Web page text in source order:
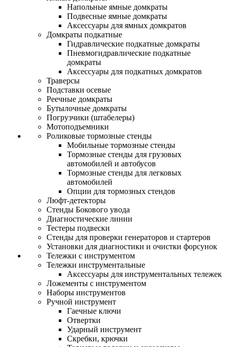
Напольные ямные домкраты
Подвесные ямные домкраты
Аксессуары для ямных домкратов
Домкраты подкатные
Гидравлические подкатные домкраты
Пневмогидравлические подкатные
домкраты
Аксессуары для подкатных домкратов
Траверсы
Подставки осевые
Реечные домкраты
Бутылочные домкраты
Погрузчики (штабелеры)
Мотоподъемники
Роликовые тормозные стенды
Мобильные тормозные стенды
Тормозные стенды для грузовых
автомобилей и автобусов
Тормозные стенды для легковых
автомобилей
Опции для тормозных стендов
Люфт-детекторы
Стенды Бокового увода
Диагностические линии
Тестеры подвески
Стенды для проверки генераторов и стартеров
Установки для диагностики и очистки форсунок
Тележки с инструментом
Тележки инструментальные
Аксессуары для инструментальных тележек
Ложементы с инструментом
Наборы инструментов
Ручной инструмент
Гаечные ключи
Отвертки
Ударный инструмент
Скребки, крючки